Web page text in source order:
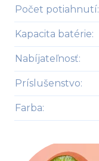
Počet potiahnutí:
Kapacita batérie:
Nabíjateľnosť:
Príslušenstvo:
Farba: